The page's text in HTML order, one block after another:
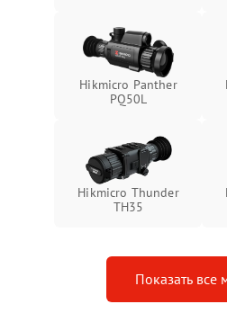
Поломка системы защиты
от перенапряжения
Поломка системы защиты
Hikmicro Panther
PQ50L
Hikmicro Thunder
TH35
Показать все